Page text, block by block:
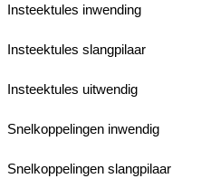
Insteektules inwending
Insteektules slangpilaar
Insteektules uitwendig
Snelkoppelingen inwendig
Snelkoppelingen slangpilaar